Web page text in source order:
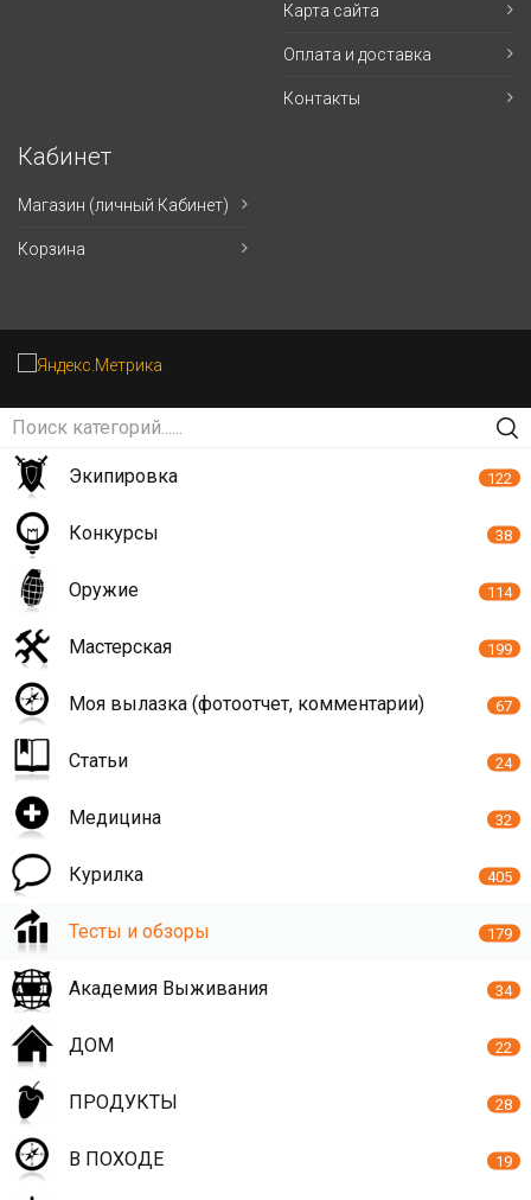
Карта сайта
Оплата и доставка
Контакты
Кабинет
Магазин (личный Кабинет)
Корзина
Экипировка 122
Конкурсы 38
Оружие 114
Мастерская 199
Моя вылазка (фотоотчет, комментарии) 67
Статьи 24
Медицина 32
Курилка 405
Тесты и обзоры 179
Академия Выживания 34
ДОМ 22
ПРОДУКТЫ 28
В ПОХОДЕ 19